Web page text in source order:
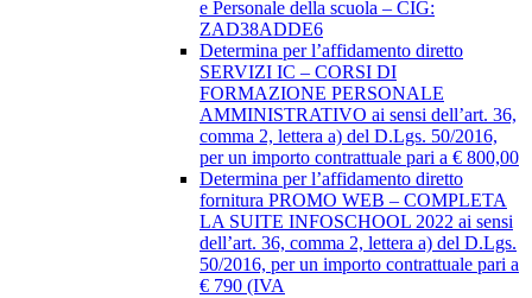
e Personale della scuola – CIG:
ZAD38ADDE6
Determina per l’affidamento diretto
SERVIZI IC – CORSI DI
FORMAZIONE PERSONALE
AMMINISTRATIVO ai sensi dell’art. 36,
comma 2, lettera a) del D.Lgs. 50/2016,
per un importo contrattuale pari a € 800,00
Determina per l’affidamento diretto
fornitura PROMO WEB – COMPLETA
LA SUITE INFOSCHOOL 2022 ai sensi
dell’art. 36, comma 2, lettera a) del D.Lgs.
50/2016, per un importo contrattuale pari a
€ 790 (IVA